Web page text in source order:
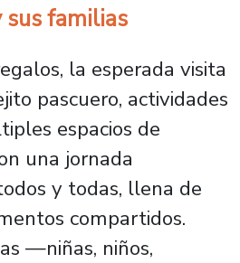
familias
la esperada visita
pascuero, actividades
espacios de
una jornada
y todas, llena de
compartidos.
—niñas, niños,